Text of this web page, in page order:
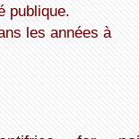
publique.